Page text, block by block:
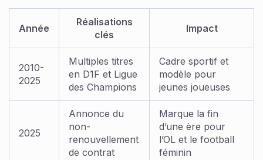
Année
Réalisations
clés
Impact
2010-
2025
Multiples titres
en D1F et Ligue
des Champions
Cadre sportif et
modèle pour
jeunes joueuses
2025
Annonce du
non-
renouvellement
de contrat
Marque la fin
d’une ère pour
l’OL et le football
féminin